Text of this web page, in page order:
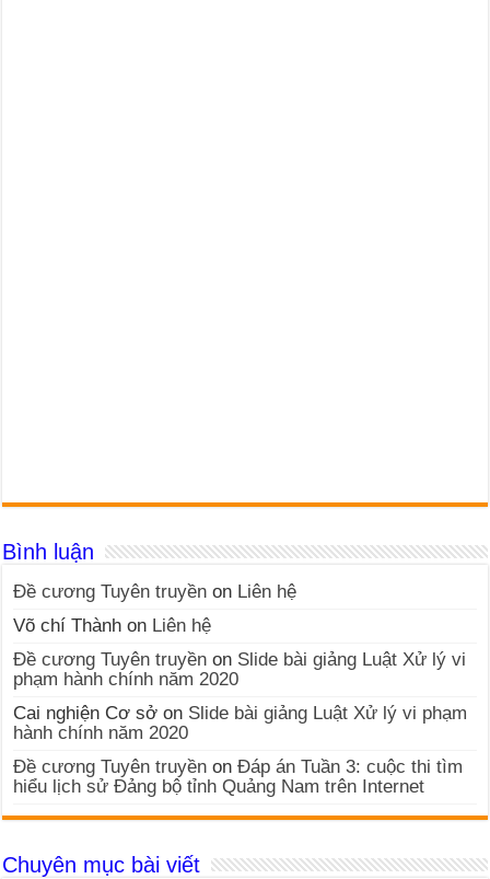
Bình luận
Đề cương Tuyên truyền on Liên hệ
Võ chí Thành on Liên hệ
Đề cương Tuyên truyền on Slide bài giảng Luật Xử lý vi
phạm hành chính năm 2020
Cai nghiện Cơ sở on Slide bài giảng Luật Xử lý vi phạm
hành chính năm 2020
Đề cương Tuyên truyền onĐáp án Tuần 3: cuộc thi tìm
hiểu lịch sử Đảng bộ tỉnh Quảng Nam trên Internet
Chuyên mục bài viết